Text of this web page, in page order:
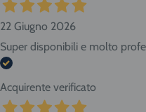
22 Giugno 2026
Super disponibili e molto
Acquirente verificato